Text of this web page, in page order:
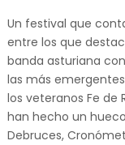
Un festival que
entre los que
banda asturiana
las más
los veteranos Fe de
han hecho un
Debruces,